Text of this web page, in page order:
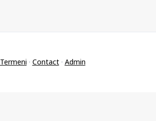
Termeni · Contact· Admin